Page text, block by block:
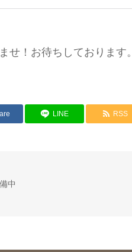
せ！お待ちしております。
LINE RSS
中